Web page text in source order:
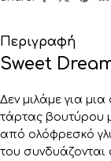
Περιγραφή
Sweet
Δεν μιλάμε για
τάρτας βουτύρου
από ολόφρεσκό
του συνδυάζονται